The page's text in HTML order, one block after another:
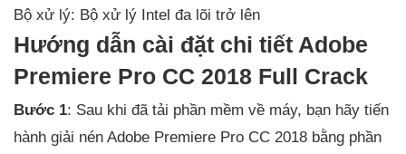
Bộ xử lý: Bộ xử lý Intel đa lõi trở lên
Hướng dẫn cài đặt chi tiết Adobe
Premiere Pro CC 2018 Full Crack
Bước 1: Sau khi đã tải phần mềm về máy, bạn hãy tiến
hành giải nén Adobe Premiere Pro CC 2018 bằng phần